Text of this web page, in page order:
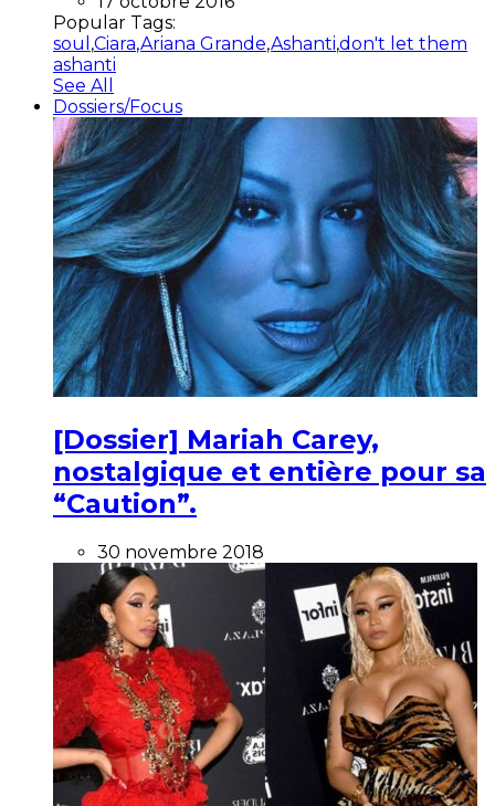
Popular Tags:
soul ,Ciara,Ariana Grande,Ashanti,don't let them
ashanti
See All
Dossiers/Focus
[Dossier] Mariah Carey,
nostalgique et entière pour sa
“Caution”.
30 novembre 2018